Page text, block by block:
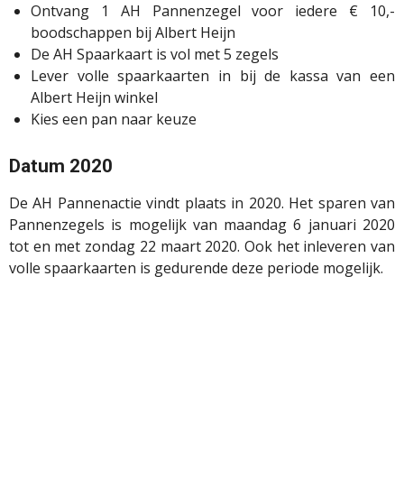
Ontvang 1 AH Pannenzegel voor iedere € 10,-
boodschappen bij Albert Heijn
De AH Spaarkaart is vol met 5 zegels
Lever volle spaarkaarten in bij de kassa van een
Albert Heijn winkel
Kies een pan naar keuze
Datum 2020
De AH Pannenactie vindt plaats in 2020. Het sparen van
Pannenzegels is mogelijk van maandag 6 januari 2020
tot en met zondag 22 maart 2020. Ook het inleveren van
volle spaarkaarten is gedurende deze periode mogelijk.